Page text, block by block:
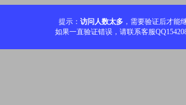
提示： 访问人数太多 ，需要验证后才能
如果一直验证错误，请联系客服